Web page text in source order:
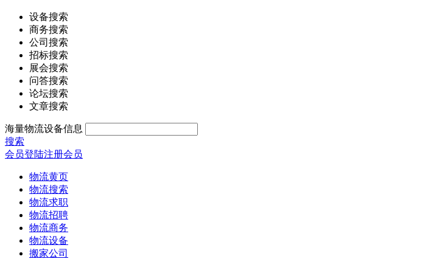
设备搜索
商务搜索
公司搜索
招标搜索
展会搜索
问答搜索
论坛搜索
文章搜索
海量物流设备信息
搜索
会员登陆注册会员
物流黄页
物流搜索
物流求职
物流招聘
物流商务
物流设备
搬家公司